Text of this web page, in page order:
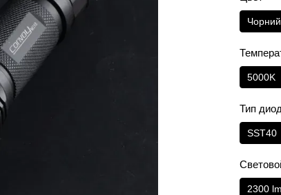
Чорний
5000K
Тип
SST40
2300 lm